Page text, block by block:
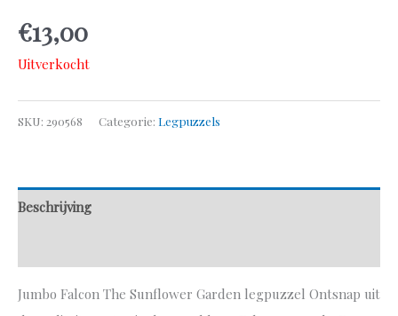
€13,00
Uitverkocht
SKU: 290568 Categorie: Legpuzzels
Beschrijving
Jumbo Falcon The Sunflower Garden legpuzzel Ontsnap uit